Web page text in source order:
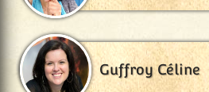
Guffroy Céline